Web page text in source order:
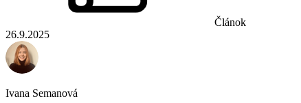
Článok
26.9.2025
Ivana Semanová